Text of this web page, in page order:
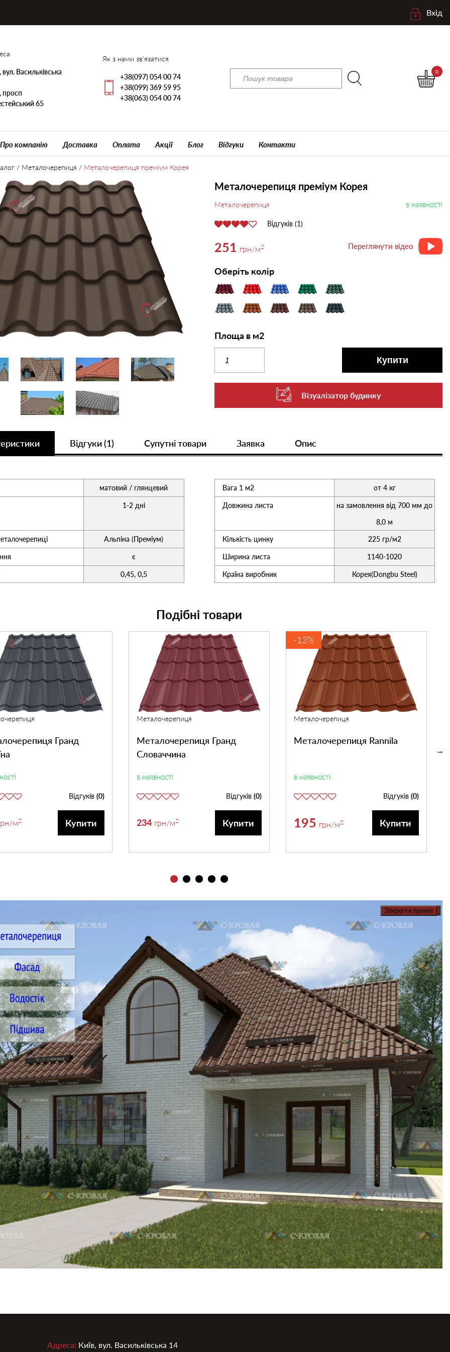
Вхід
вул. Васильківська
просп
65
Як з нами зв'язатися
+38(097) 054 00 74
+38(099) 369 59 95
+38(063) 054 00 74
0
Про компанію Доставка Оплата Акції Блог Відгуки Контакти
/ Металочерепиця / Металочерепиця преміум Корея
Металочерепиця преміум Корея
Металочерепиця в наявності
Відгуків (1)
251 грн/м2 Переглянути відео
Оберіть колір
Площа в м2
Купити
Візуалізатор будинку
Відгуки (1) Супутні товари Заявка Опис
матовий / глянцевий Вага 1 м2 от 4 кг
1-2 дні Довжина листа
на замовлення від 700 мм до
8,0 м
Альпіна (Преміум) Кількість цинку 225 гр/м2
є Ширина листа 1140-1020
0,45, 0,5 Країна виробник Корея(Dongbu Steel)
Подібні товари
Гранд
Відгуків (0)
/м2 Купити
Металочерепиця
Металочерепиця Гранд
Словаччина
в наявності
Відгуків (0)
234 грн/м2 Купити
-13%
Металочерепиця
Металочерепиця Rannila
в наявності
Відгуків (0)
195 грн/м2 Купити
Зберегти проект
Адреса: Київ, вул. Васильківська 14